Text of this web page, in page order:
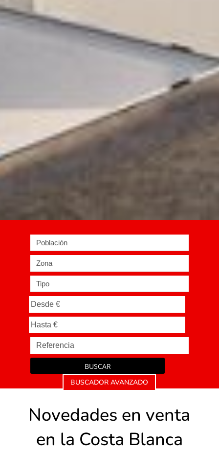
Población
Zona
Tipo
BUSCAR
BUSCADOR AVANZADO
Novedades en venta
en la Costa Blanca